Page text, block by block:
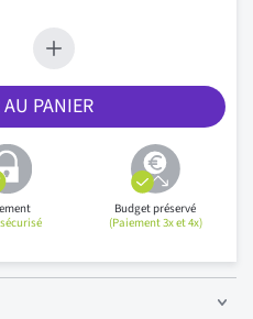
PANIER
Budget préservé
(Paiement 3x et 4x)